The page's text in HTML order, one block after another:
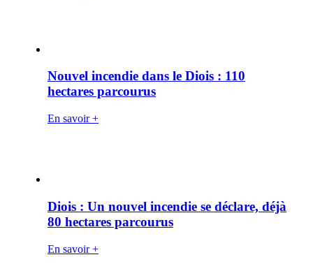
Nouvel incendie dans le Diois : 110
hectares parcourus
En savoir +
Diois : Un nouvel incendie se déclare, déjà
80 hectares parcourus
En savoir +